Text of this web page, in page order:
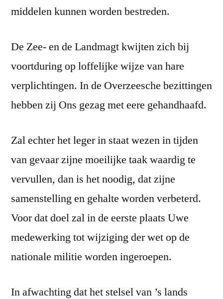
middelen kunnen worden bestreden.
De Zee- en de Landmagt kwijten zich bij
voortduring op loffelijke wijze van hare
verplichtingen. In de Overzeesche bezittingen
hebben zij Ons gezag met eere gehandhaafd.
Zal echter het leger in staat wezen in tijden
van gevaar zijne moeilijke taak waardig te
vervullen, dan is het noodig, dat zijne
samenstelling en gehalte worden verbeterd.
Voor dat doel zal in de eerste plaats Uwe
medewerking tot wijziging der wet op de
nationale militie worden ingeroepen.
In afwachting dat het stelsel van ’s lands